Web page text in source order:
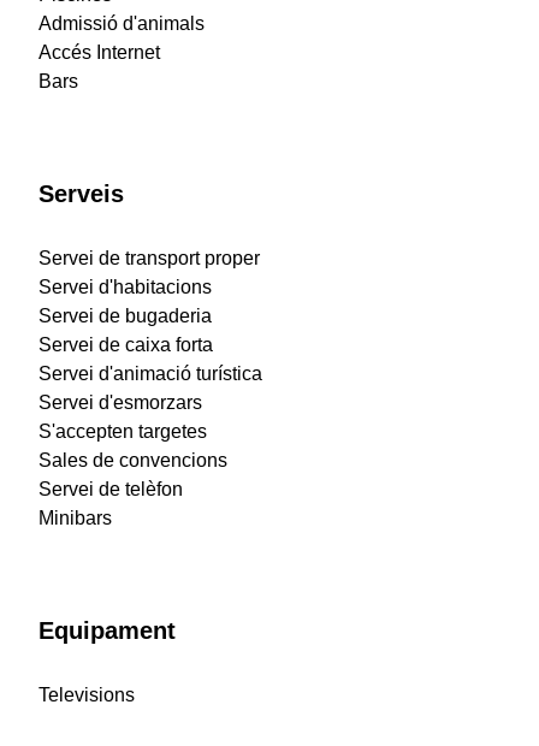
Admissió d'animals
Accés Internet
Bars
Serveis
Servei de transport proper
Servei d'habitacions
Servei de bugaderia
Servei de caixa forta
Servei d'animació turística
Servei d'esmorzars
S'accepten targetes
Sales de convencions
Servei de telèfon
Minibars
Equipament
Televisions